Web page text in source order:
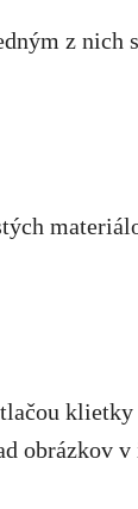
z nich
klietky
obrázkov